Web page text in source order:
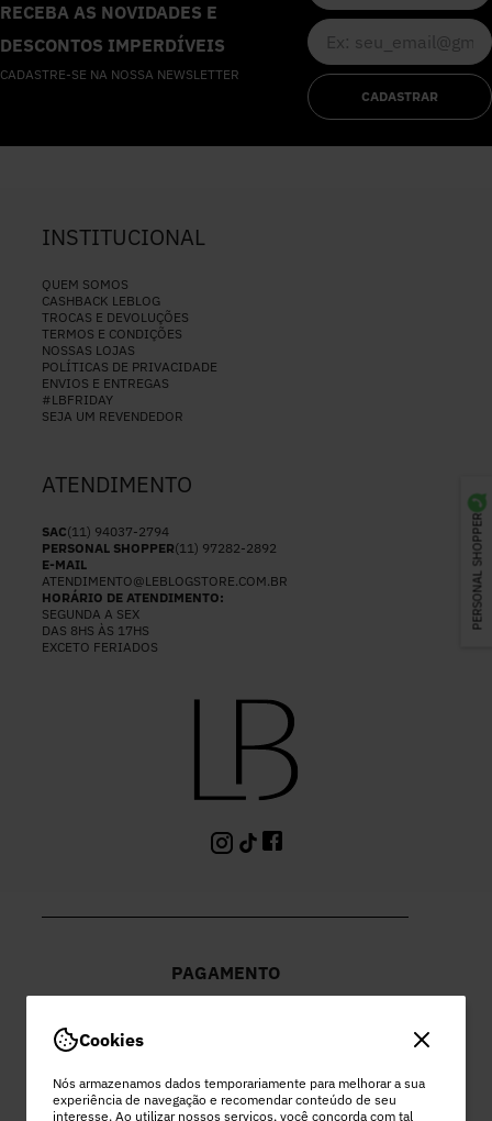
Cookies
Nós armazenamos dados temporariamente para melhorar a sua
experiência de navegação e recomendar conteúdo de seu
interesse. Ao utilizar nossos serviços, você concorda com tal
PERSONAL SHOPPER
RECEBA AS NOVIDADES E
DESCONTOS IMPERDÍVEIS
CADASTRE-SE NA NOSSA NEWSLETTER
CADASTRAR
INSTITUCIONAL
QUEM SOMOS
CASHBACK LEBLOG
TROCAS E DEVOLUÇÕES
TERMOS E CONDIÇÕES
NOSSAS LOJAS
POLÍTICAS DE PRIVACIDADE
ENVIOS E ENTREGAS
#LBFRIDAY
SEJA UM REVENDEDOR
ATENDIMENTO
SAC(11) 94037-2794
PERSONAL SHOPPER(11) 97282-2892
E-MAIL
ATENDIMENTO@LEBLOGSTORE.COM.BR
HORÁRIO DE ATENDIMENTO:
SEGUNDA A SEX
DAS 8HS ÀS 17HS
EXCETO FERIADOS
PAGAMENTO
PEC COMERCIO DO VESTUARIO LTDA